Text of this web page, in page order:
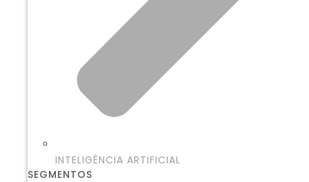
INTELIGÊNCIA ARTIFICIAL
SEGMENTOS